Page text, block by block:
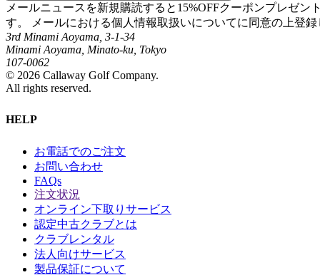
メールニュースを新規購読すると15%OFFクーポンプレゼ
す。 メールにおける個人情報取扱いについてに同意の上登
3rd Minami Aoyama, 3-1-34
Minami Aoyama, Minato-ku, Tokyo
107-0062
© 2026 Callaway Golf Company.
All rights reserved.
HELP
お電話でのご注文
お問い合わせ
FAQs
注文状況
オンライン下取りサービス
認定中古クラブとは
クラブレンタル
法人向けサービス
製品保証について